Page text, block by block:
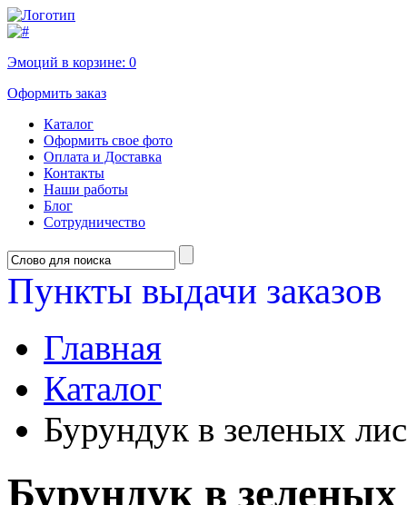
Эмоций в корзине: 0
Оформить заказ
Каталог
Оформить свое фото
Оплата и Доставка
Контакты
Наши работы
Блог
Сотрудничество
Пункты выдачи заказов
Главная
Каталог
Бурундук в зеленых
Бурундук в зеленых